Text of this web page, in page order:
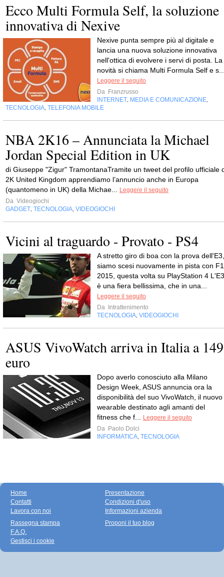
Ecco Multi Formula Self, la soluzione
innovativa di Nexive
Nexive punta sempre più al digitale e
lancia una nuova soluzione innovativa
nell'ottica di evolvere i servi di posta. La
novità si chiama Multi Formula Self e
Leggere il seguito
Da Franzrusso
INTERNET MEDIA E COMUNICAZIONE
TECNOLOGIA TELEFONIA MOBILE
NBA 2K16 – Annunciata la Michael
Jordan Special Edition in UK
di Giuseppe "Zigur" TramontanaTramite un tweet del profilo ufficiale
2K United Kingdom apprendiamo l’annuncio anche in Europa
(quantomeno in UK) della Michae...
Leggere il seguito
Da Videogiochi
GADGET TECNOLOGIA VIDEOGIOCHI
Vicini al traguardo - Provato - PS4
A stretto giro di boa con la prova dell'E3,
siamo scesi nuovamente in pista con F1
2015, questa volta su PlayStation 4 L'E3
è una fiera bellissima, che in una...
Leggere il seguito
Da
Intrattenimento
TECNOLOGIA VIDEOGIOCHI
ASUS VivoWatch arriva in Italia a 149
euro
Dopo averlo conosciuto alla Milano
Design Week, ASUS annuncia ora la
disponibilità del suo VivoWatch, il nuovo
wearable destinato agli amanti del
fitness che f...
Leggere il seguito
Da Paolo Dolci
INFORMATICA TECNOLOGIA
Home
Contatti
Lavora con noi
Presentazione
Condizioni d'uso
Informazioni azienda
Rassegna stampa
F.A.Q.
Gestisci i cookie
Proponi il tuo blog